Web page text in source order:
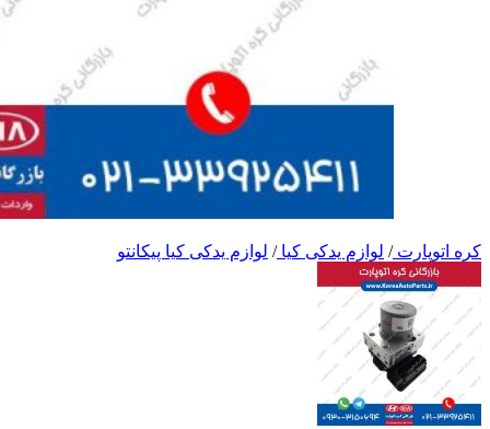
کره اتوپارت/ لوازم یدکی کیا/ لوازم یدکی کیا پیکانتو